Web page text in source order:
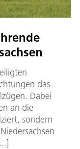
das
Dabei
an die
sondern